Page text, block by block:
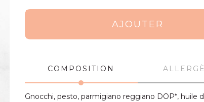
AJOUTER
COMPOSITION
Gnocchi, pesto, parmigiano reggiano DOP*, huile